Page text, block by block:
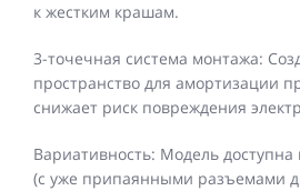
к жестким крашам.
3-точечная система монтажа:
пространство для амортизации
снижает риск повреждения
Вариативность: Модель
(с уже припаянными разъемами